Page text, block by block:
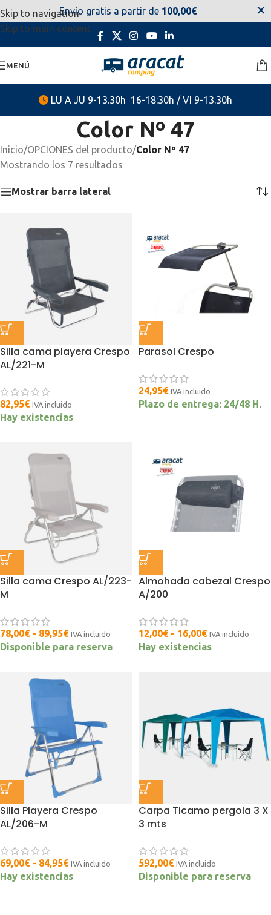
Skip to navigation
Skip to main content
estaremos disponibles. Disculpen las molestias.
MENÚ
LU A JU 9-13.30h 16-18:30h / VI 9-13.30h
Color Nº 47
Inicio/OPCIONES del producto/Color Nº 47
Mostrando los 7 resultados
Envío gratis a partir de 100,00€ ✕
Mostrar barra lateral
Silla cama playera Crespo
AL/221-M
82,95€ IVA incluido
Hay existencias
Parasol Crespo
24,95€ IVA incluido
Plazo de entrega: 24/48 H.
Silla cama Crespo AL/223-
M
78,00€ - 89,95€ IVA incluido
Disponible para reserva
Almohada cabezal Crespo
A/200
12,00€ - 16,00€ IVA incluido
Hay existencias
Silla Playera Crespo
AL/206-M
69,00€ - 84,95€ IVA incluido
Hay existencias
Carpa Ticamo pergola 3 X
3 mts
592,00€ IVA incluido
Disponible para reserva